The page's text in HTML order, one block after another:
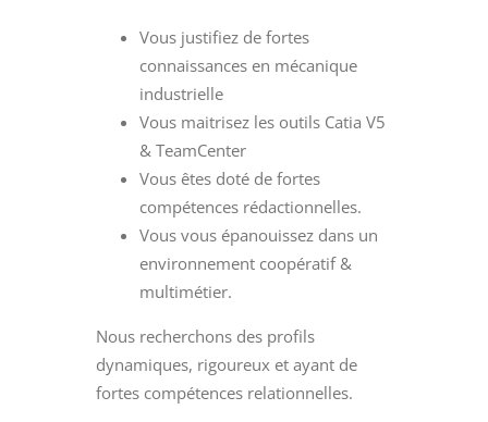
Vous justifiez de fortes
connaissances en mécanique
industrielle
Vous maitrisez les outils Catia V5
& TeamCenter
Vous êtes doté de fortes
compétences rédactionnelles.
Vous vous épanouissez dans un
environnement coopératif &
multimétier.
Nous recherchons des profils
dynamiques, rigoureux et ayant de
fortes compétences relationnelles.